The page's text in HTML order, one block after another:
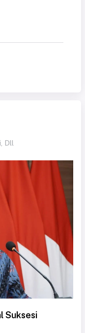
Dll
Suksesi